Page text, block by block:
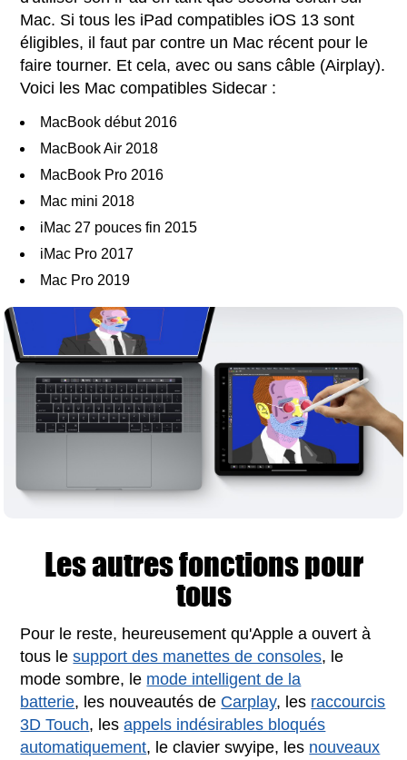
Mac. Si tous les iPad compatibles iOS 13 sont
éligibles, il faut par contre un Mac récent pour le
faire tourner. Et cela, avec ou sans câble (Airplay).
Voici les Mac compatibles Sidecar :
MacBook début 2016
MacBook Air 2018
MacBook Pro 2016
Mac mini 2018
iMac 27 pouces fin 2015
iMac Pro 2017
Mac Pro 2019
Les autres fonctions pour
tous
Pour le reste, heureusement qu'Apple a ouvert à
tous lesupport des manettes de consoles, le
mode sombre, le mode intelligent de la
batterie, les nouveautés de Carplay, les raccourcis
3D Touch, lesappels indésirables bloqués
automatiquement, le clavier swyipe, les nouveaux